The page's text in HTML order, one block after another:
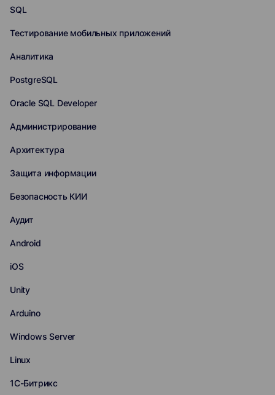
SQL
Тестирование мобильных приложений
Аналитика
PostgreSQL
Oracle SQL Developer
Администрирование
Архитектура
Защита информации
Безопасность КИИ
Аудит
Android
iOS
Unity
Arduino
Windows Server
Linux
1С-Битрикс